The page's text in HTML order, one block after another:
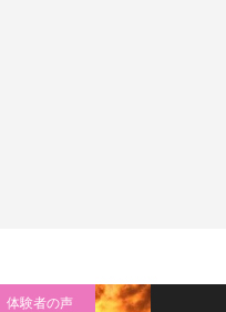
体験者の声